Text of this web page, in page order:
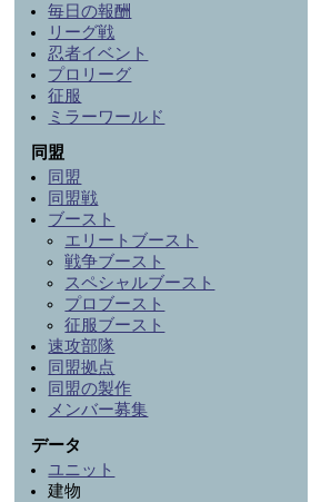
毎日の報酬
リーグ戦
忍者イベント
プロリーグ
征服
ミラーワールド
同盟
同盟
同盟戦
ブースト
エリートブースト
戦争ブースト
スペシャルブースト
プロブースト
征服ブースト
速攻部隊
同盟拠点
同盟の製作
メンバー募集
データ
ユニット
建物